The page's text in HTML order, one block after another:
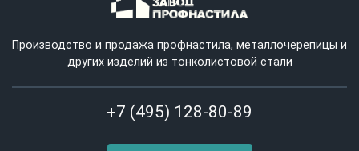
Производство и продажа профнастила, металлочерепицы и
других изделий из тонколистовой стали
+7 (495) 128-80-89